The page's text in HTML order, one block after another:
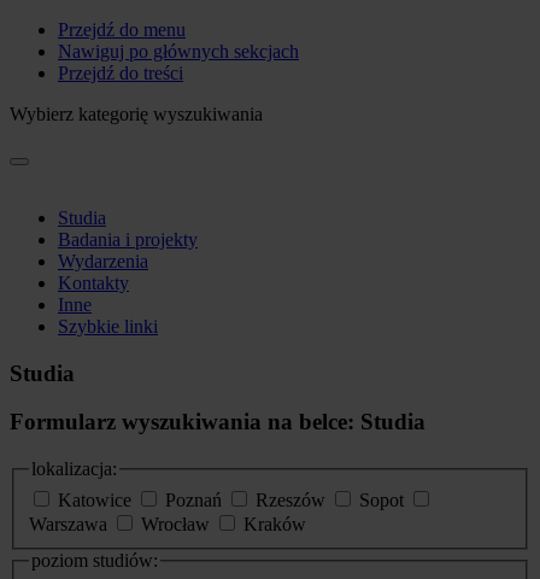
Przejdź do menu
Nawiguj po głównych sekcjach
Przejdź do treści
Wybierz kategorię wyszukiwania
Studia
Badania i projekty
Wydarzenia
Kontakty
Inne
Szybkie linki
Studia
Formularz wyszukiwania na belce: Studia
lokalizacja:
Katowice
Poznań Rzeszów
Sopot
Warszawa
Wrocław
Kraków
poziom studiów: